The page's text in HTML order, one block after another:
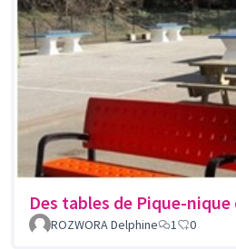
Des tables de Pique-nique
ROZWORA Delphine 1 0